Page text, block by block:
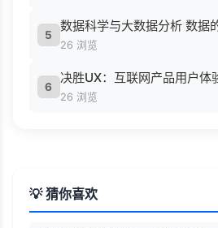
5
26 浏览
6
26 浏览
💡 猜你喜欢